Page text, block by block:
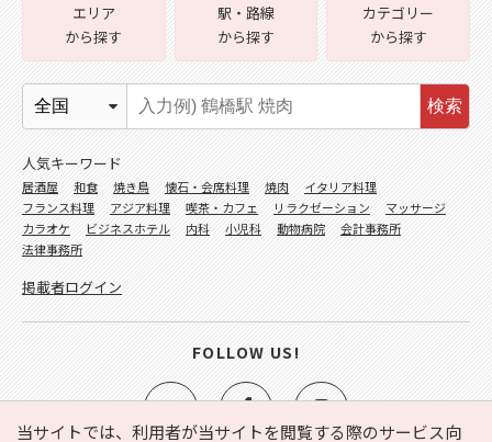
当サイトでは、利用者が当サイトを閲覧する際のサービス向
エリア
から探す
駅・路線
から探す
カテゴリー
から探す
検索
人気キーワード
居酒屋 和食 焼き鳥 懐石・会席料理 焼肉
イタリア料理
フランス料理
アジア料理 喫茶・カフェ リラクゼーション
マッサージ
カラオケ
ビジネスホテル 内科 小児科 動物病院
会計事務所
法律事務所
掲載者ログイン
FOLLOW US!